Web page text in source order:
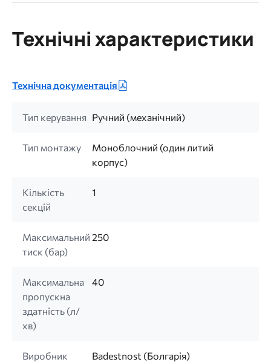
Технічні характеристики
Технічна документація
Тип керування Ручний (механічний)
Тип монтажу
Моноблочний (один литий
корпус)
Кількість
секцій
1
Максимальний
тиск (бар)
250
Максимальна
пропускна
здатність (л/
хв)
40
Виробник Badestnost (Болгарія)